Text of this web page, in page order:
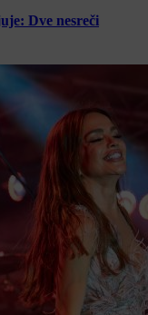
Dve nesreči